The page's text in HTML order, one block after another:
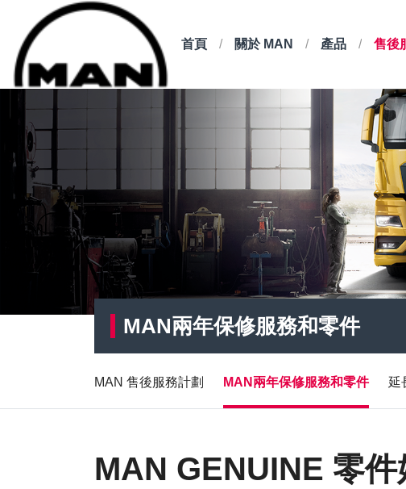
首頁 關於 MAN 產品 售後
MAN兩年保修服務和零件
MAN 售後服務計劃 MAN兩年保修服務和零件 延
MAN GENUINE 零